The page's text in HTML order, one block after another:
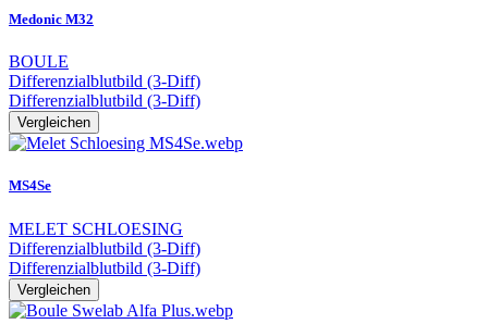
Medonic M32
BOULE
Differenzialblutbild (3-Diff)
Differenzialblutbild (3-Diff)
Vergleichen
MS4Se
MELET SCHLOESING
Differenzialblutbild (3-Diff)
Differenzialblutbild (3-Diff)
Vergleichen